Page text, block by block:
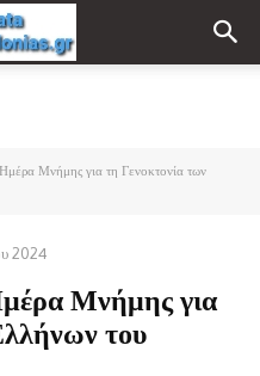
Μνήμης για τη Γενοκτονία των
2024
Μνήμης για
του